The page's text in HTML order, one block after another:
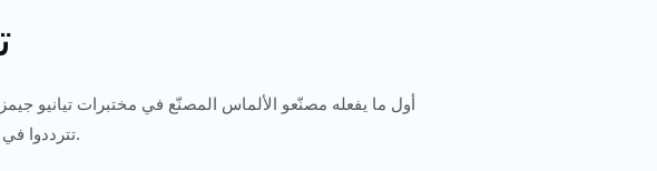
أول ما يفعله مصنّعو الألماس المصنّع في مختبرات تيانيو
تترددوا في طرح أفكاركم وطرح العديد من الأسئلة.